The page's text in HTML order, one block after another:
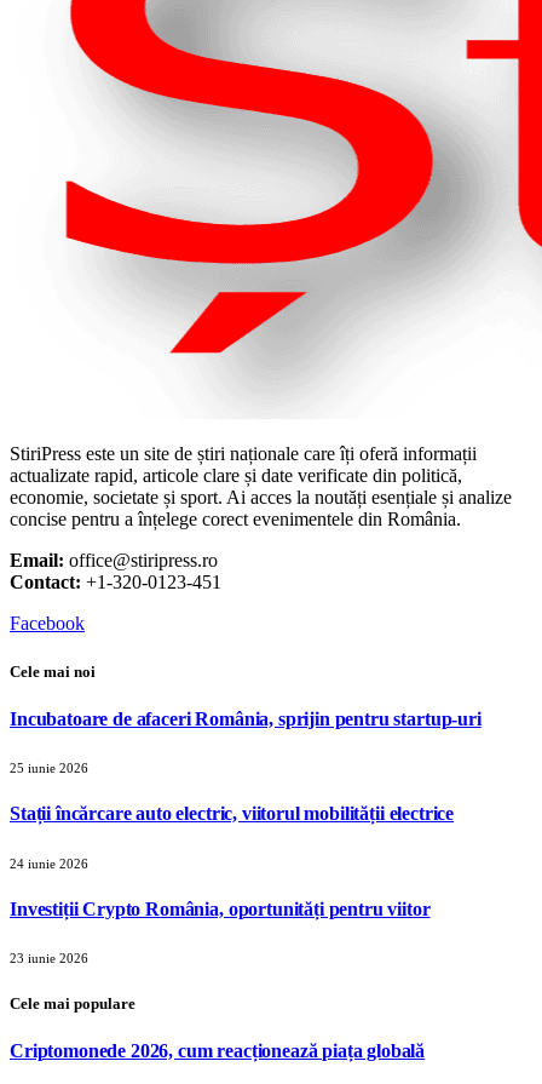
StiriPress este un site de știri naționale care îți oferă informații
actualizate rapid, articole clare și date verificate din politică,
economie, societate și sport. Ai acces la noutăți esențiale și analize
concise pentru a înțelege corect evenimentele din România.
Email: office@stiripress.ro
Contact: +1-320-0123-451
Facebook
Cele mai noi
Incubatoare de afaceri România, sprijin pentru startup-uri
25 iunie 2026
Stații încărcare auto electric, viitorul mobilității electrice
24 iunie 2026
Investiții Crypto România, oportunități pentru viitor
23 iunie 2026
Cele mai populare
Criptomonede 2026, cum reacționează piața globală